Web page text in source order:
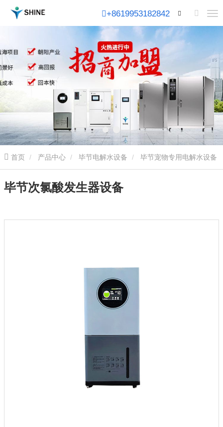
+8619953182842
首页 产品中心 毕节电解水设备 毕节宠物专用电解水设备
毕节次氯酸发生器设备
毕节次氯酸发生器设备